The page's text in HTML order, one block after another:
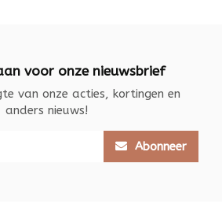
voor onze nieuwsbrief
van onze acties, kortingen en
anders nieuws!
Abonneer